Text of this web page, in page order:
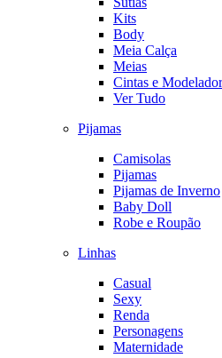
Kits
Body
Meia Calça
Meias
Cintas e
Ver Tudo
Pijamas
Camisolas
Pijamas
Pijamas de Inverno
Baby Doll
Robe e Roupão
Linhas
Casual
Sexy
Renda
Personagens
Maternidade